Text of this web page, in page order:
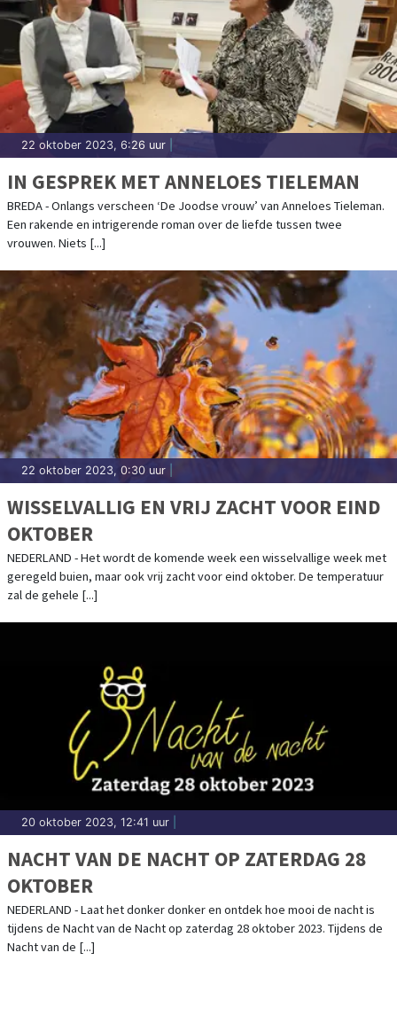
22 oktober 2023, 6:26 uur
IN GESPREK MET ANNELOES TIELEMAN
BREDA - Onlangs verscheen ‘De Joodse vrouw’ van Anneloes Tieleman.
Een rakende en intrigerende roman over de liefde tussen twee
vrouwen. Niets [...]
22 oktober 2023, 0:30 uur
WISSELVALLIG EN VRIJ ZACHT VOOR EIND
OKTOBER
NEDERLAND - Het wordt de komende week een wisselvallige week met
geregeld buien, maar ook vrij zacht voor eind oktober. De temperatuur
zal de gehele [...]
20 oktober 2023, 12:41 uur
NACHT VAN DE NACHT OP ZATERDAG 28
OKTOBER
NEDERLAND - Laat het donker donker en ontdek hoe mooi de nacht is
tijdens de Nacht van de Nacht op zaterdag 28 oktober 2023. Tijdens de
Nacht van de [...]